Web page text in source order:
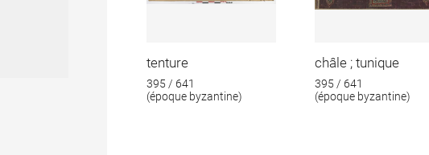
tenture
395 / 641
(époque byzantine)
châle ; tunique
395 / 641
(époque byzantine)